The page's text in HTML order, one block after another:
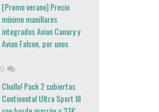
[Promo verano] Precio
mínimo manillares
integrados Avian Canary y
Avian Falcon, por unos
0
Chollo! Pack 2 cubiertas
Continental Ultra Sport III